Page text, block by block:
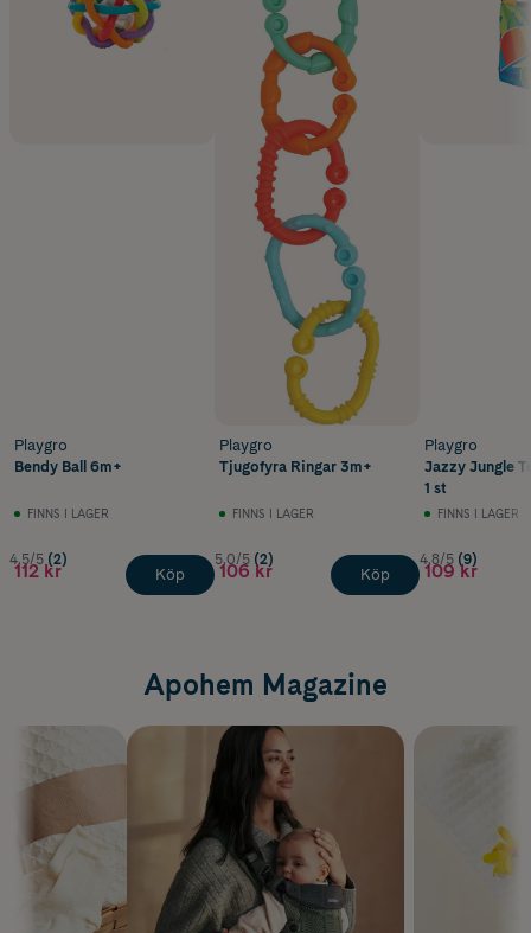
Playgro
Bendy Ball 6m+
FINNS I LAGER
4.5/5 (2)
112 kr Köp
Playgro
Tjugofyra Ringar 3m+
FINNS I LAGER
5.0/5 (2)
106 kr Köp
Playgro
Jazzy Jungle
1 st
FINNS I LAGER
4.8/5 (9)
109 kr
Apohem Magazine